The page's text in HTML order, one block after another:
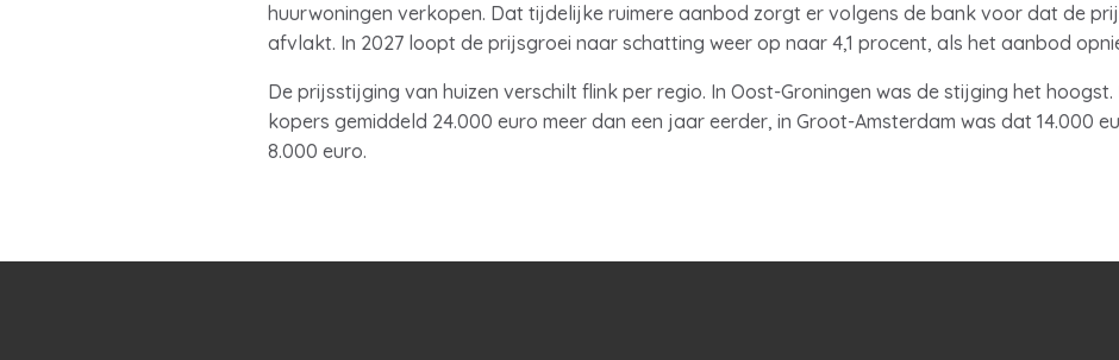
huurwoningen verkopen. Dat tijdelijke ruimere aanbod zorgt er volgens de bank voor dat de
afvlakt. In 2027 loopt de prijsgroei naar schatting weer op naar 4,1 procent, als het aanbod
De prijsstijging van huizen verschilt flink per regio. In Oost-Groningen was de stijging het
kopers gemiddeld 24.000 euro meer dan een jaar eerder, in Groot-Amsterdam was dat 14.000
8.000 euro.